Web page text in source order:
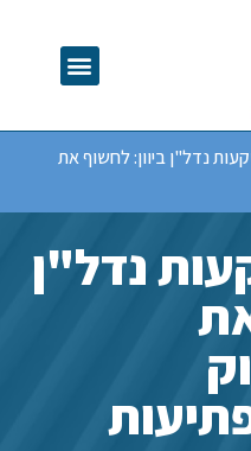
נדל"ן ביוון: לחשוף את
נדל"ן